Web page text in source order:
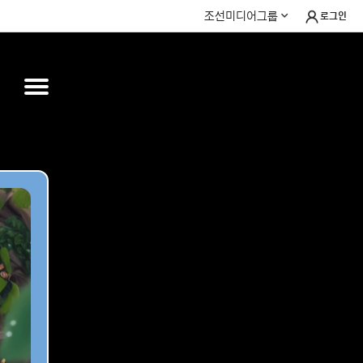
조선미디어그룹 로그인